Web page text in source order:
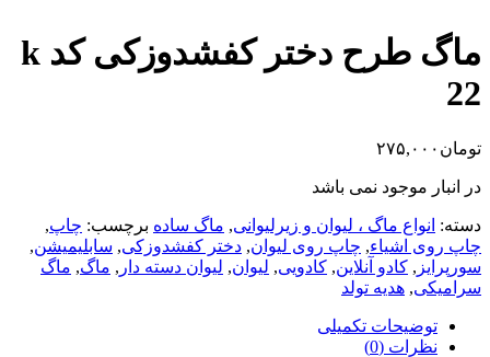
ماگ طرح دختر کفشدوزکی کد k
22
تومان ۲۷۵,۰۰۰
در انبار موجود نمی باشد
دسته: انواع ماگ ، لیوان و زیرلیوانی, ماگ ساده برچسب: چاپ,
چاپ روی اشیاء, چاپ روی لیوان, دختر کفشدوزکی, سابلیمیشن,
سورپرایز , کادو آنلاین, کادویی, لیوان, لیوان دسته دار , ماگ, ماگ
سرامیکی, هدیه تولد
توضیحات تکمیلی
نظرات (0)